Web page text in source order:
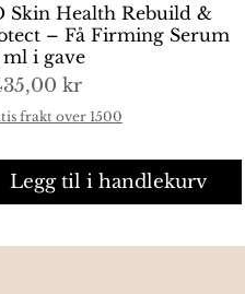
Hurtigvisning
Skin Health Rebuild &
– Få Firming Serum
ml i gave
kr
frakt over 1500
Legg til i handlekurv